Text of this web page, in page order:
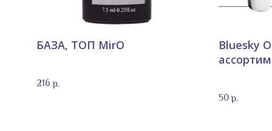
БАЗА, ТОП MirO
216 р.
Bluesky
50р.